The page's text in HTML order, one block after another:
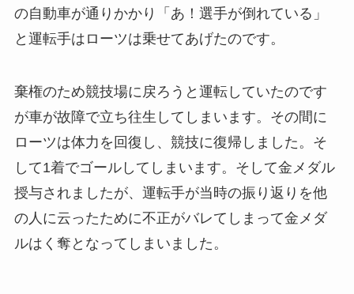
の自動車が通りかかり「あ！選手が倒れている」
と運転手はローツは乗せてあげたのです。
棄権のため競技場に戻ろうと運転していたのです
が車が故障で立ち往生してしまいます。その間に
ローツは体力を回復し、競技に復帰しました。そ
して1着でゴールしてしまいます。そして金メダル
授与されましたが、運転手が当時の振り返りを他
の人に云ったために不正がバレてしまって金メダ
ルはく奪となってしまいました。